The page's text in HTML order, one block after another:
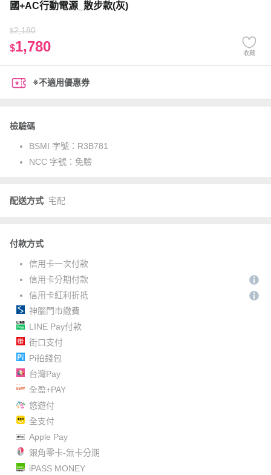
國+AC行動電源_散步款(灰)
$2,180
$1,780 收藏
※不適用優惠券
檢驗碼
BSMI 字號： R3B781
NCC 字號： 免驗
配送方式 宅配
付款方式
信用卡一次付款
信用卡分期付款
信用卡紅利折抵
神腦門市繳費
LINE Pay付款
街口支付
Pi拍錢包
台灣Pay
全盈+PAY
悠遊付
全支付
Apple Pay
銀角零卡-無卡分期
iPASS MONEY